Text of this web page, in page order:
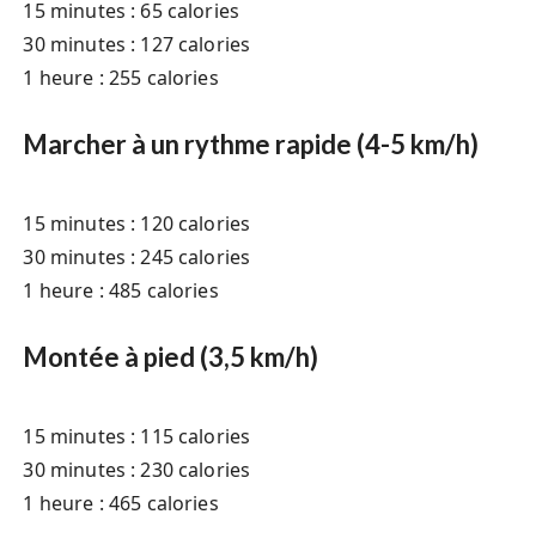
15 minutes : 65 calories
30 minutes : 127 calories
1 heure : 255 calories
Marcher à un rythme rapide (4-5 km/h)
15 minutes : 120 calories
30 minutes : 245 calories
1 heure : 485 calories
Montée à pied (3,5 km/h)
15 minutes : 115 calories
30 minutes : 230 calories
1 heure : 465 calories